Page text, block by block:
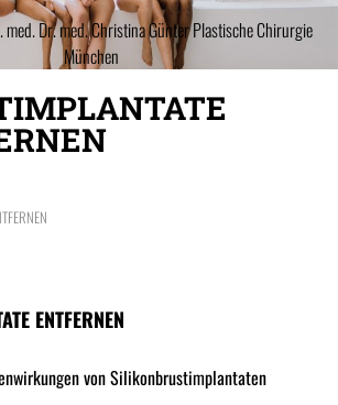
ENTFERNEN
von Silikonbrustimplantaten